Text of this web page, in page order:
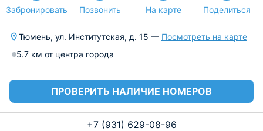
Забронировать Позвонить На карте Поделиться
Тюмень, ул. Институтская, д. 15 — Посмотреть на карте
5.7 км от центра города
ПРОВЕРИТЬ НАЛИЧИЕ НОМЕРОВ
+7 (931) 629-08-96